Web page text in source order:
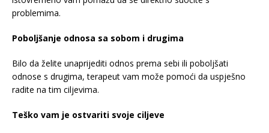
problemima.
Poboljšanje odnosa sa sobom i drugima
Bilo da želite unaprijediti odnos prema sebi ili poboljšati
odnose s drugima, terapeut vam može pomoći da uspješno
radite na tim ciljevima.
Teško vam je ostvariti svoje ciljeve